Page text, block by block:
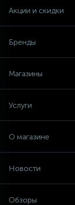
Акции и скидки
Бренды
Магазины
Услуги
О магазине
Новости
Обзоры